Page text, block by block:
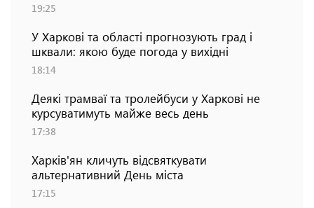
19:25
У Харкові та області прогнозують град і
шквали: якою буде погода у вихідні
18:14
Деякі трамваї та тролейбуси у Харкові не
курсуватимуть майже весь день
17:38
Харків'ян кличуть відсвяткувати
альтернативний День міста
17:15